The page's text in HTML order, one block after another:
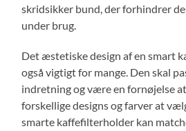
skridsikker bund, der forhindrer
under brug.
Det æstetiske design af en smart
også vigtigt for mange. Den skal
indretning og være en fornøjelse
forskellige designs og farver at
smarte kaffefilterholder kan